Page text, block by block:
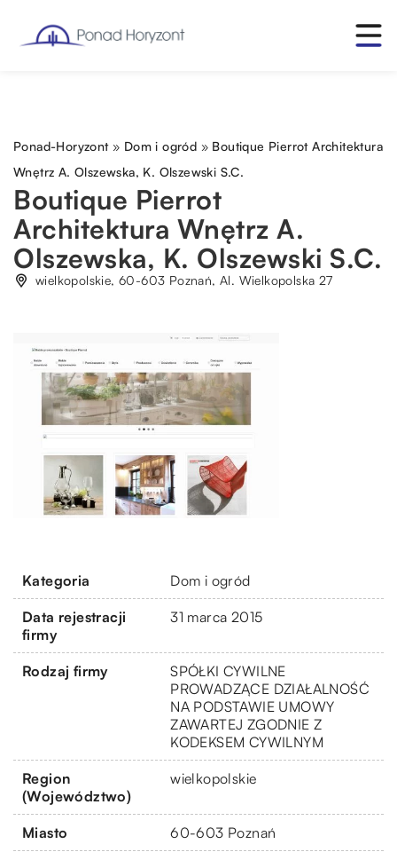
Ponad-Horyzont» Dom i ogród » Boutique Pierrot Architektura
Wnętrz A. Olszewska, K. Olszewski S.C.
Boutique Pierrot
Architektura Wnętrz A.
Olszewska, K. Olszewski S.C.
wielkopolskie, 60-603 Poznań, Al. Wielkopolska 27
Kategoria Dom i ogród
Data rejestracji
firmy
31 marca 2015
Rodzaj firmy
SPÓŁKI CYWILNE
PROWADZĄCE DZIAŁALNOŚĆ
NA PODSTAWIE UMOWY
ZAWARTEJ ZGODNIE Z
KODEKSEM CYWILNYM
Region
(Województwo)
wielkopolskie
Miasto 60-603 Poznań